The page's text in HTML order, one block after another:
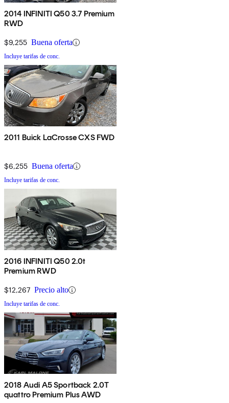
2014 INFINITI Q50 3.7 Premium
RWD
$9,255 Buena oferta
Incluye tarifas de conc.
2011 Buick LaCrosse CXS FWD
$6,255 Buena oferta
Incluye tarifas de conc.
2016 INFINITI Q50 2.0t
Premium RWD
$12,267 Precio alto
Incluye tarifas de conc.
2018 Audi A5 Sportback 2.0T
quattro Premium Plus AWD